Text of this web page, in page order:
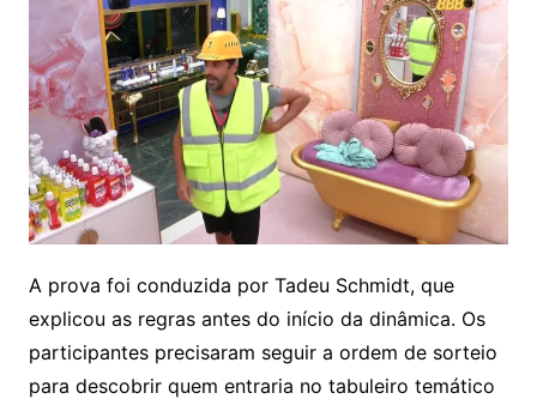
A prova foi conduzida por Tadeu Schmidt, que
explicou as regras antes do início da dinâmica. Os
participantes precisaram seguir a ordem de sorteio
para descobrir quem entraria no tabuleiro temático